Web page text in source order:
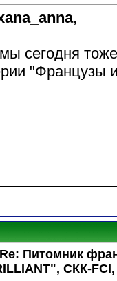
,
сегодня
"Французы
Re: Питомник
СКК-FCI,